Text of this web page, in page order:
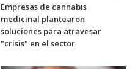
Empresas de cannabis
medicinal plantearon
soluciones para atravesar
"crisis" en el sector